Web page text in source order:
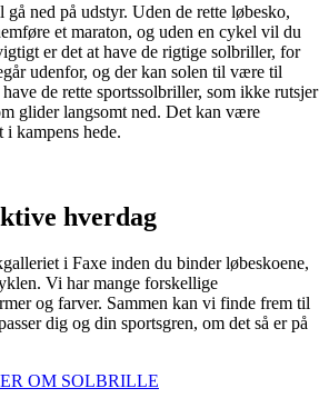
ned på udstyr. Uden de rette løbesko,
et maraton, og uden en cykel vil du
er det at have de rigtige solbriller, for
udenfor, og der kan solen til være til
de rette sportssolbriller, som ikke rutsjer
glider langsomt ned. Det kan være
i kampens hede.
hverdag
i Faxe inden du binder løbeskoene,
Vi har mange forskellige
og farver. Sammen kan vi finde frem til
dig og din sportsgren, om det så er på
OM SOLBRILLE